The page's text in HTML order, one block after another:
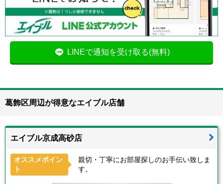
LINEで通知を受け取る(無料)
葛飾区周辺が得意なエイブル店舗
エイブル京成高砂店
オススメポイン
ト
親切・丁寧にお部屋探しのお手伝い致しま
す。